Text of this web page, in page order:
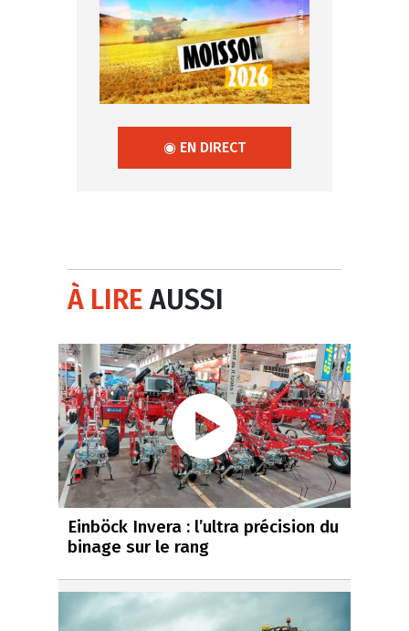
◉ EN DIRECT
À LIREAUSSI
Einböck Invera : l’ultra précision du
binage sur le rang